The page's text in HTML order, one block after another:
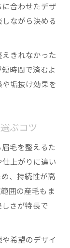
合わせたデザ
ながら決める
きれなかった
時間で済むよ
垢抜け効果を
ぶコツ
毛を整えるた
上がりに違い
、持続性が高
囲の産毛もま
さが特長で
希望のデザイ